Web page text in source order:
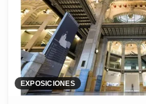
EXPOSICIONES